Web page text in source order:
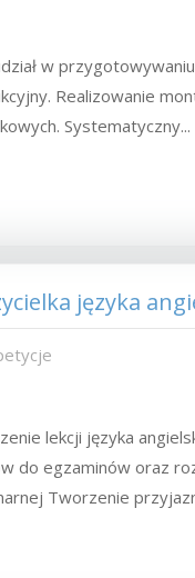
w
Realizowanie
Systematyczny...
języka
lekcji języka
do egzaminów oraz
Tworzenie